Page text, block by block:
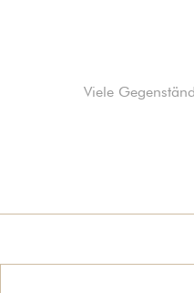
Viele